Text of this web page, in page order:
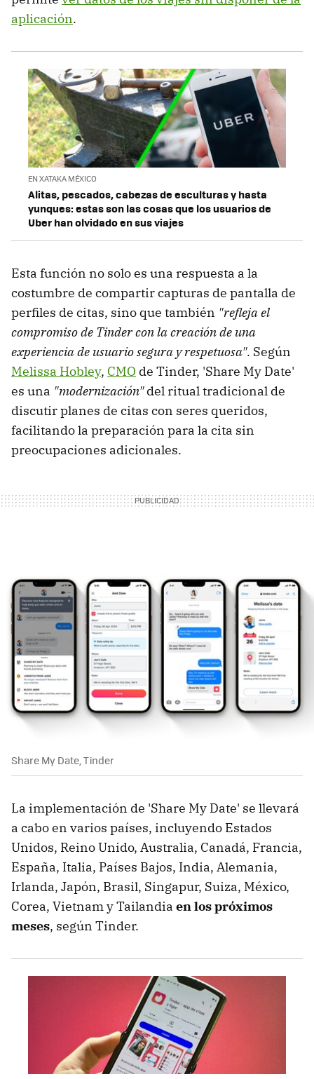
aplicación.
EN XATAKA MÉXICO
Alitas, pescados, cabezas de esculturas y hasta
yunques: estas son las cosas que los usuarios de
Uber han olvidado en sus viajes
Esta función no solo es una respuesta a la
costumbre de compartir capturas de pantalla de
perfiles de citas, sino que también "refleja el
compromiso de Tinder con la creación de una
experiencia de usuario segura y respetuosa". Según
Melissa Hobley, CMO de Tinder, 'Share My Date'
es una "modernización"del ritual tradicional de
discutir planes de citas con seres queridos,
facilitando la preparación para la cita sin
preocupaciones adicionales.
Share My Date, Tinder
La implementación de 'Share My Date' se llevará
a cabo en varios países, incluyendo Estados
Unidos, Reino Unido, Australia, Canadá, Francia,
España, Italia, Países Bajos, India, Alemania,
Irlanda, Japón, Brasil, Singapur, Suiza, México,
Corea, Vietnam y Tailandia en los próximos
meses, según Tinder.